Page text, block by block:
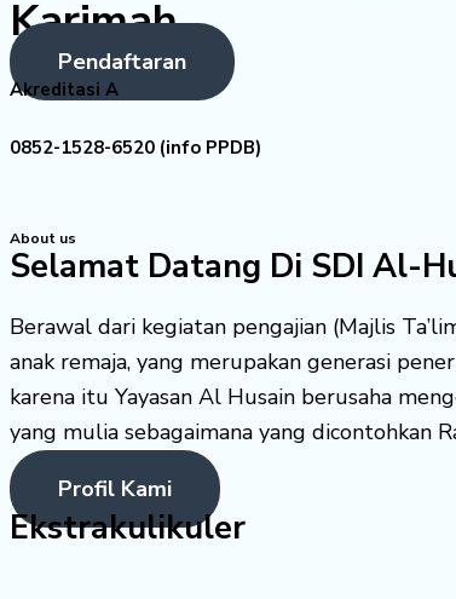
Karimah
Pendaftaran
Akreditasi A
0852-1528-6520 (info PPDB)
About us
Selamat Datang Di SDI Al-
Berawal dari kegiatan pengajian (Majlis
anak remaja, yang merupakan generasi
karena itu Yayasan Al Husain berusaha
yang mulia sebagaimana yang dicontohkan
Profil Kami
Ekstrakulikuler